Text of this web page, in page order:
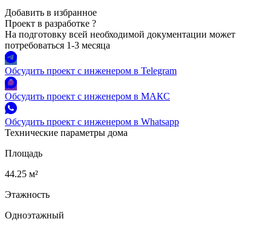
Добавить в избранное
Проект в разработке ?
На подготовку всей необходимой документации может
потребоваться 1-3 месяца
Обсудить проект с инженером в Telegram
Обсудить проект с инженером в МАКС
Обсудить проект с инженером в Whatsapp
Технические параметры дома
Площадь
44.25 м²
Этажность
Одноэтажный